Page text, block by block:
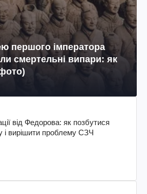
першого імператора
смертельні випари: як
від Федорова: як позбутися
і вирішити проблему СЗЧ